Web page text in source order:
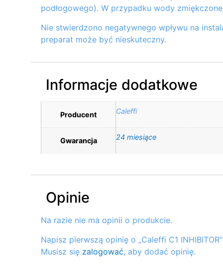
podłogowego). W przypadku wody
Nie stwierdzono negatywnego wpływu na
preparat może być nieskuteczny.
Informacje dodatkowe
Producent Caleffi
Gwarancja 24 miesiące
Opinie
Na razie nie ma opinii o produkcie.
Napisz pierwszą opinię o „Caleffi C1 INHIBITOR”
Musisz się zalogować, aby dodać opinię.